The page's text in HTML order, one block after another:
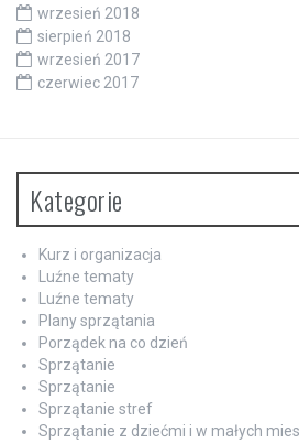
wrzesień 2018
sierpień 2018
wrzesień 2017
czerwiec 2017
Kategorie
Kurz i organizacja
Luźne tematy
Luźne tematy
Plany sprzątania
Porządek na co dzień
Sprzątanie
Sprzątanie
Sprzątanie stref
Sprzątanie z dziećmi i w małych